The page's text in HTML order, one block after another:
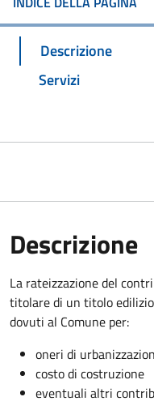
Descrizione
Servizi
Descrizione
La rateizzazione del
titolare di un titolo
dovuti al Comune per:
oneri di
costo di costruzione
eventuali altri